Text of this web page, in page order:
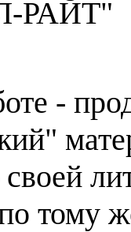
РАЙТ"
-
тому